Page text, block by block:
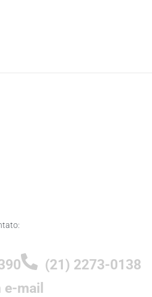
(21) 2273-0138
mail